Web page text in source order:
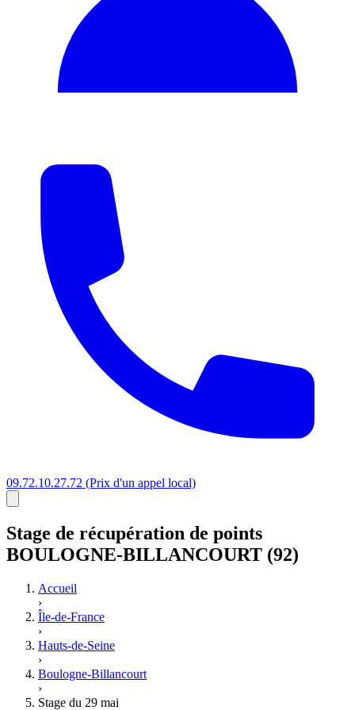
09.72.10.27.72 (Prix d'un appel local)
Stage de récupération de points
BOULOGNE-BILLANCOURT (92)
Accueil
›
Île-de-France
›
Hauts-de-Seine
›
Boulogne-Billancourt
›
Stage du 29 mai